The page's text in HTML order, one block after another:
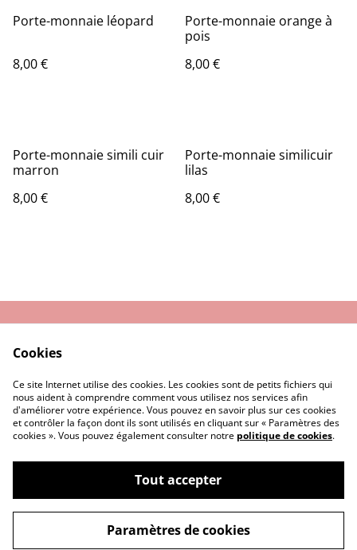
Porte-monnaie léopard
8,00 €
Porte-monnaie orange à
pois
8,00 €
Porte-monnaie simili cuir
marron
8,00 €
Porte-monnaie similicuir
lilas
8,00 €
Politique de
Confidentialité
Cookie
©2026MALTES
powered by
Cookies
Ce site Internet utilise des cookies. Les cookies sont de petits fichiers qui
nous aident à comprendre comment vous utilisez nos services afin
d'améliorer votre expérience. Vous pouvez en savoir plus sur ces cookies
et contrôler la façon dont ils sont utilisés en cliquant sur « Paramètres des
cookies ». Vous pouvez également consulter notre politique de cookies.
Tout accepter
Paramètres de cookies